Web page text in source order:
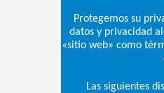
Protegemos su
datos y privacidad
«sitio web» como
Las siguientes